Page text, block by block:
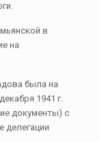
в
на
была на
1941 г.
документы) с
делегации